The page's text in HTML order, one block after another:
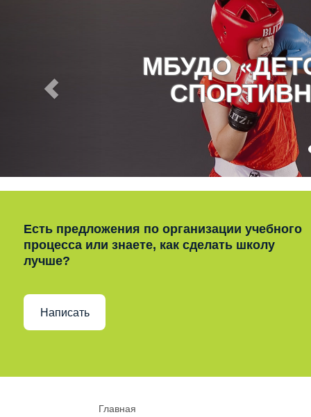
МБУДО
Есть предложения по организации учебного
процесса или знаете, как сделать школу
лучше?
Написать
Главная